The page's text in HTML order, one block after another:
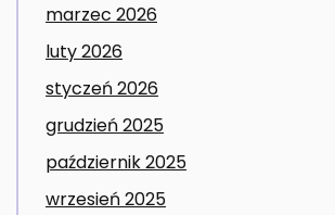
marzec 2026
luty 2026
styczeń 2026
grudzień 2025
październik 2025
wrzesień 2025